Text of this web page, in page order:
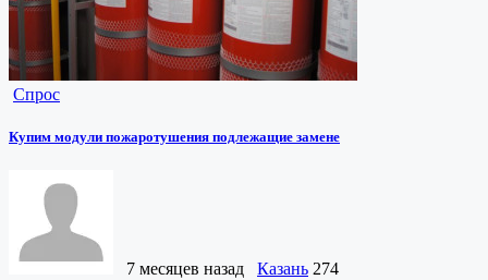
Спрос
Купим модули пожаротушения подлежащие замене
7 месяцев назад Казань 274